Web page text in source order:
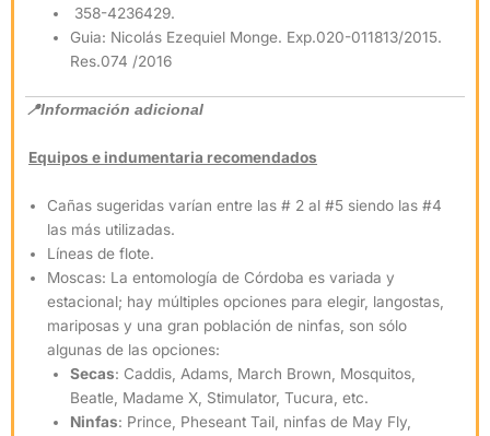
358-4236429.
Guia: Nicolás Ezequiel Monge. Exp.020-011813/2015.
Res.074 /2016
📍Información adicional
Equipos e indumentaria recomendados
Cañas sugeridas varían entre las # 2 al #5 siendo las #4
las más utilizadas.
Líneas de flote.
Moscas: La entomología de Córdoba es variada y
estacional; hay múltiples opciones para elegir, langostas,
mariposas y una gran población de ninfas, son sólo
algunas de las opciones:
Secas: Caddis, Adams, March Brown, Mosquitos,
Beatle, Madame X, Stimulator, Tucura, etc.
Ninfas: Prince, Pheseant Tail, ninfas de May Fly,